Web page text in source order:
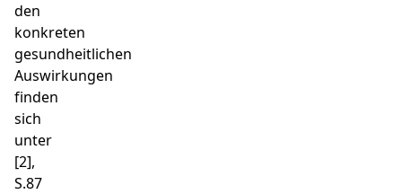
den
konkreten
gesundheitlichen
Auswirkungen
finden
sich
unter
[2],
S.87